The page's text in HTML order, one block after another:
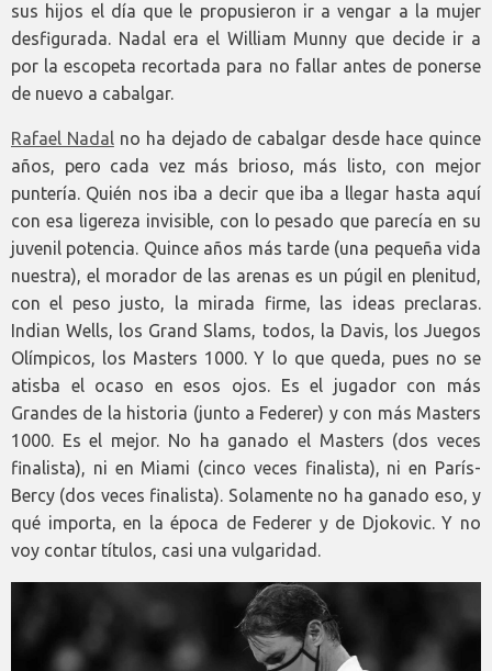
sus hijos el día que le propusieron ir a vengar a la mujer
desfigurada. Nadal era el William Munny que decide ir a
por la escopeta recortada para no fallar antes de ponerse
de nuevo a cabalgar.
Rafael Nadalno ha dejado de cabalgar desde hace quince
años, pero cada vez más brioso, más listo, con mejor
puntería. Quién nos iba a decir que iba a llegar hasta aquí
con esa ligereza invisible, con lo pesado que parecía en su
juvenil potencia. Quince años más tarde (una pequeña vida
nuestra), el morador de las arenas es un púgil en plenitud,
con el peso justo, la mirada firme, las ideas preclaras.
Indian Wells, los Grand Slams, todos, la Davis, los Juegos
Olímpicos, los Masters 1000. Y lo que queda, pues no se
atisba el ocaso en esos ojos. Es el jugador con más
Grandes de la historia (junto a Federer) y con más Masters
1000. Es el mejor. No ha ganado el Masters (dos veces
finalista), ni en Miami (cinco veces finalista), ni en París-
Bercy (dos veces finalista). Solamente no ha ganado eso, y
qué importa, en la época de Federer y de Djokovic. Y no
voy contar títulos, casi una vulgaridad.